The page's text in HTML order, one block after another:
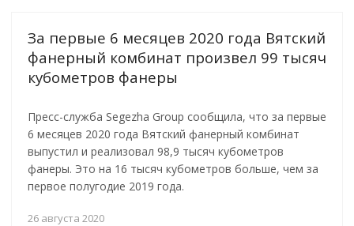
За первые 6 месяцев 2020 года Вятский
фанерный комбинат произвел 99 тысяч
кубометров фанеры
Пресс-служба Segezha Group сообщила, что за первые
6 месяцев 2020 года Вятский фанерный комбинат
выпустил и реализовал 98,9 тысяч кубометров
фанеры. Это на 16 тысяч кубометров больше, чем за
первое полугодие 2019 года.
26 августа 2020